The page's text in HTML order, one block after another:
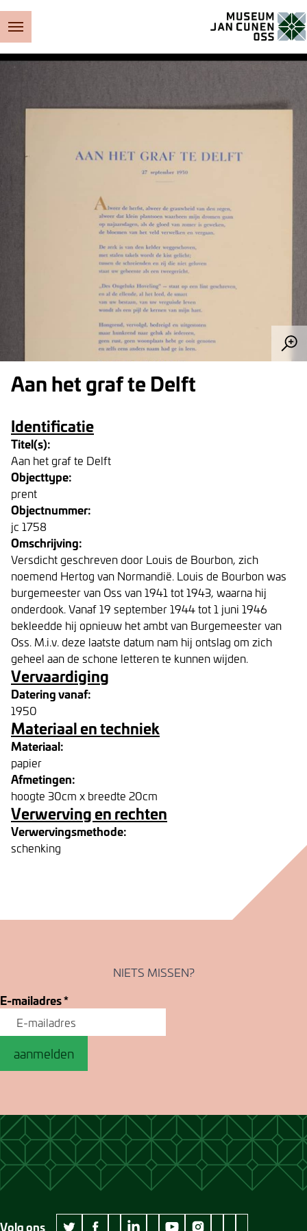
Aan het graf te Delft
Identificatie
Titel(s):
Aan het graf te Delft
Objecttype:
prent
Objectnummer:
jc 1758
Omschrijving:
Versdicht geschreven door Louis de Bourbon, zich
noemend Hertog van Normandië. Louis de Bourbon was
burgemeester van Oss van 1941 tot 1943, waarna hij
onderdook. Vanaf 19 september 1944 tot 1 juni 1946
bekleedde hij opnieuw het ambt van Burgemeester van
Oss. M.i.v. deze laatste datum nam hij ontslag om zich
geheel aan de schone letteren te kunnen wijden.
Vervaardiging
Datering vanaf:
1950
Materiaal en techniek
Materiaal:
papier
Afmetingen:
hoogte 30cm x breedte 20cm
Verwerving en rechten
Verwervingsmethode:
schenking
NIETS MISSEN?
E-mailadres*
aanmelden
Volg ons wikipedia Museum Jan Cunen
googleplus Museum Jan Cunen